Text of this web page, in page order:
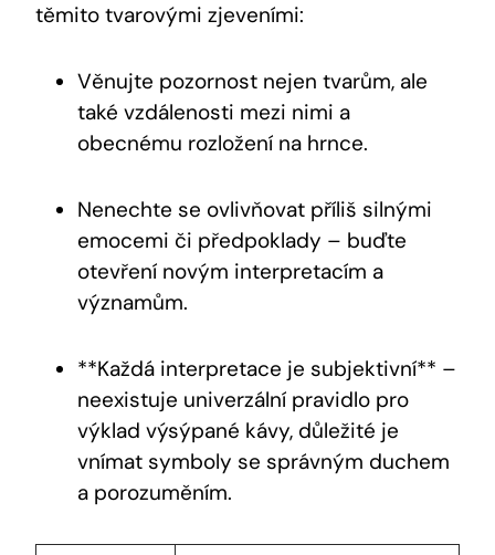
těmito tvarovými zjeveními:
Věnujte pozornost nejen tvarům, ale
také vzdálenosti mezi nimi a
obecnému rozložení na hrnce.
Nenechte se ovlivňovat příliš silnými
emocemi či předpoklady – buďte
otevření novým interpretacím a
významům.
**Každá interpretace je subjektivní** –
neexistuje univerzální pravidlo pro
výklad výsýpané kávy, důležité je
vnímat symboly se správným duchem
a porozuměním.